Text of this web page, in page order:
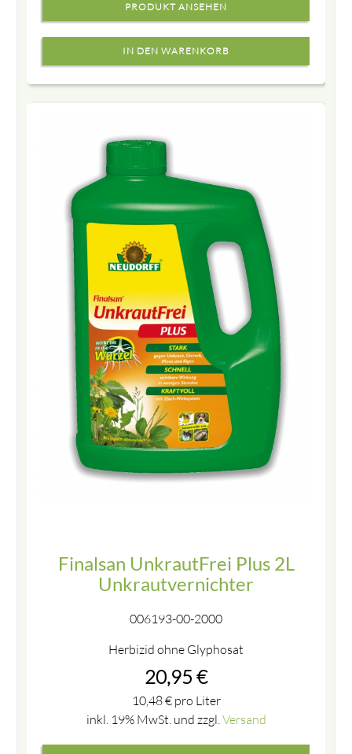
PRODUKT ANSEHEN
Finalsan UnkrautFrei Plus 2L
Unkrautvernichter
006193-00-2000
Herbizid ohne Glyphosat
20,95 €
10,48€pro Liter
inkl. 19% MwSt. und zzgl. Versand